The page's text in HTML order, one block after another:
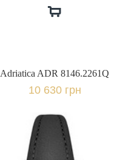
Adriatica ADR 8146.2261Q
10 630 грн